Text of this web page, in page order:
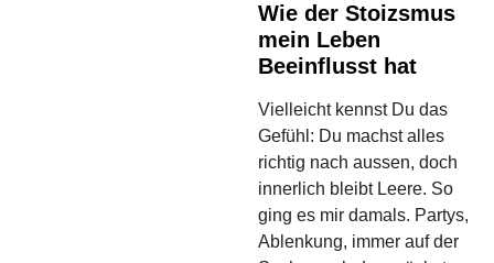
Wie der Stoizsmus
mein Leben
Beeinflusst hat
Vielleicht kennst Du das
Gefühl: Du machst alles
richtig nach aussen, doch
innerlich bleibt Leere. So
ging es mir damals. Partys,
Ablenkung, immer auf der